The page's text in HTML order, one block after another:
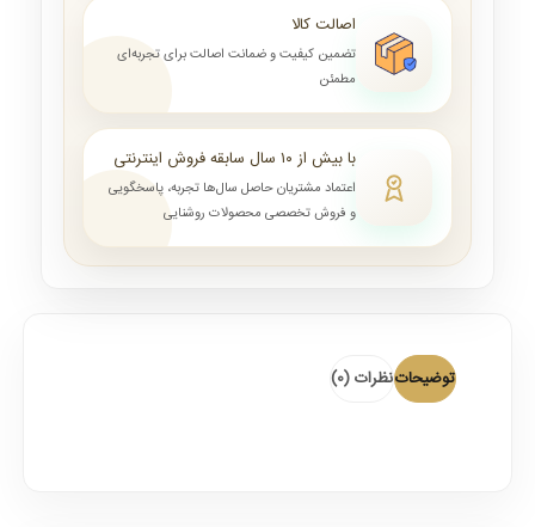
اصالت کالا
تضمین کیفیت و ضمانت اصالت برای تجربه‌ای
مطمئن
با بیش از ۱۰ سال سابقه فروش اینترنتی
اعتماد مشتریان حاصل سال‌ها تجربه، پاسخگویی
و فروش تخصصی محصولات روشنایی
توضیحاتنظرات (0)